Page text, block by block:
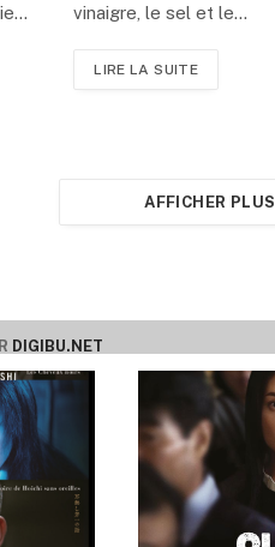
vinaigre, le sel et le…
LIRE LA SUITE
AFFICHER PLUS
DIGIBU.NET